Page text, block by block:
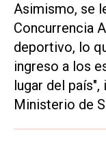
Asimismo, se
Concurrencia
deportivo, lo
ingreso a los
lugar del
Ministerio de